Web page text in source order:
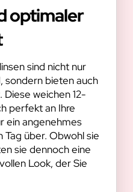
optimaler
sind nicht nur
sondern bieten auch
weichen 12-
perfekt an Ihre
ein angenehmes
über. Obwohl sie
sie dennoch eine
Look, der Sie